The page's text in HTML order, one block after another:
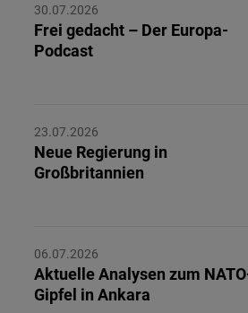
30.07.2026
Frei gedacht – Der Europa-
Podcast
23.07.2026
Neue Regierung in
Großbritannien
06.07.2026
Aktuelle Analysen zum
Gipfel in Ankara